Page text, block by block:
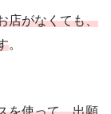
店がなくても、
。